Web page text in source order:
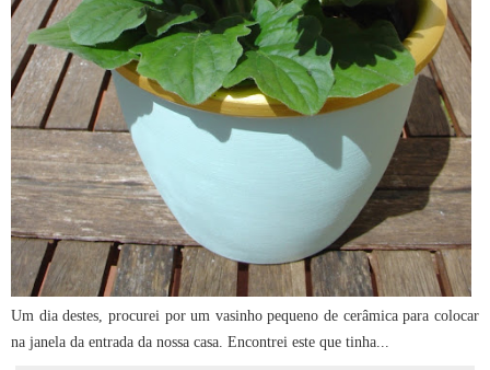
Um dia destes, procurei por um vasinho pequeno de cerâmica para colocar
na janela da entrada da nossa casa. Encontrei este que tinha...